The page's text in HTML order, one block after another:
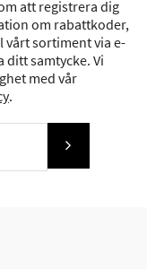
att registrera dig
om rabattkoder,
sortiment via e-
ditt samtycke. Vi
med vår
.